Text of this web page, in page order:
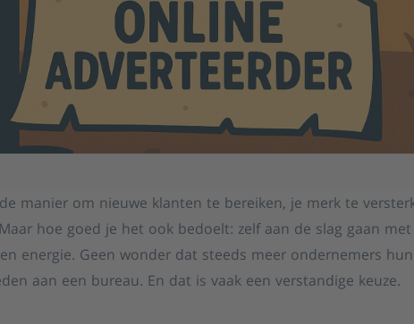
manier om nieuwe klanten te bereiken, je merk te
hoe goed je het ook bedoelt: zelf aan de slag gaan
energie. Geen wonder dat steeds meer ondernemers
aan een bureau. En dat is vaak een verstandige keuze.